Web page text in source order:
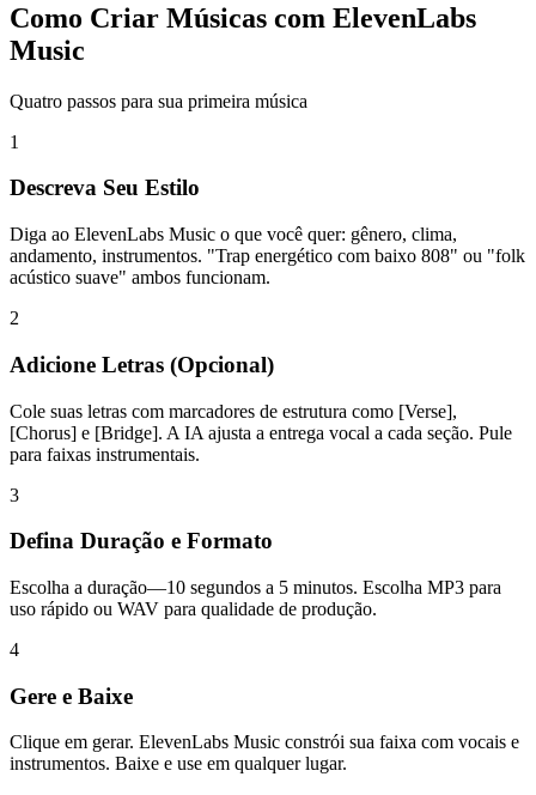
Como Criar Músicas com ElevenLabs
Music
Quatro passos para sua primeira música
1
Descreva Seu Estilo
Diga ao ElevenLabs Music o que você quer: gênero, clima,
andamento, instrumentos. "Trap energético com baixo 808" ou "folk
acústico suave" ambos funcionam.
2
Adicione Letras (Opcional)
Cole suas letras com marcadores de estrutura como [Verse],
[Chorus] e [Bridge]. A IA ajusta a entrega vocal a cada seção. Pule
para faixas instrumentais.
3
Defina Duração e Formato
Escolha a duração—10 segundos a 5 minutos. Escolha MP3 para
uso rápido ou WAV para qualidade de produção.
4
Gere e Baixe
Clique em gerar. ElevenLabs Music constrói sua faixa com vocais e
instrumentos. Baixe e use em qualquer lugar.